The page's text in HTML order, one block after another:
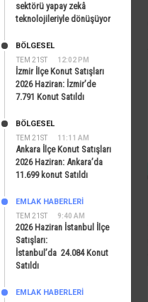
sektörü yapay zekâ
teknolojileriyle dönüşüyor
TEM 21ST 12:02 PM
BÖLGESEL
İzmir İlçe Konut Satışları
2026 Haziran: İzmir’de
7.791 Konut Satıldı
TEM 21ST 11:11 AM
BÖLGESEL
Ankara İlçe Konut Satışları
2026 Haziran: Ankara’da
11.699 konut Satıldı
TEM 21ST 9:40 AM
EMLAK HABERLERI
2026 Haziran İstanbul İlçe
Satışları:
İstanbul’da 24.084 Konut
Satıldı
EMLAK HABERLERI